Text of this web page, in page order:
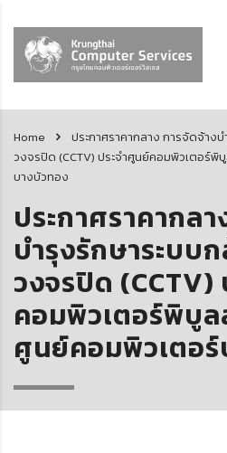
Home
ประกาศราคากลาง การจัดจ้าง
วงจรปิด (CCTV) ประจำศูนย์คอมพิวเตอร์
บางบัวทอง
ประกาศราคากล
บำรุงรักษาระบบ
วงจรปิด (CCTV)
คอมพิวเตอร์พิบูล
ศูนย์คอมพิวเตอ